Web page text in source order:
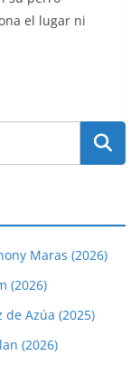
el lugar ni
Maras (2026)
(2026)
de Azúa (2025)
(2026)